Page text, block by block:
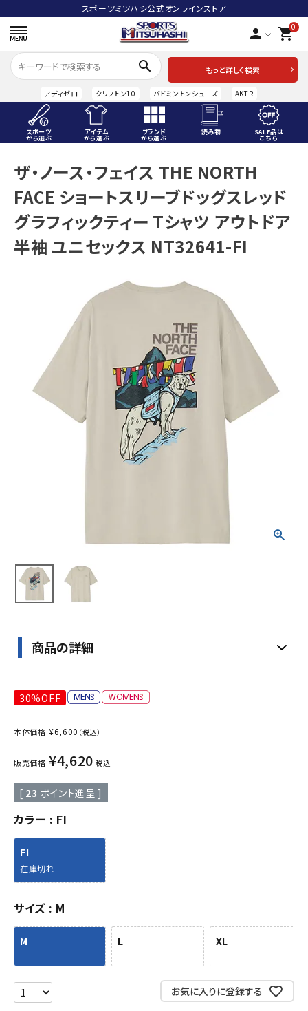
スポーツミツハシ公式オンラインストア
person 0
shopping_cart
search
もっと詳しく検索
アディゼロ クリフトン10 バドミントンシューズ AKTR
スポーツ
から選ぶ
アイテム
から選ぶ
ブランド
から選ぶ
読み物 SALE品は
こちら
ACCOUNT MENU
ようこそ ゲスト 様
meeting_room ログイン person 会員登録
スポーツから選ぶ
ブランドから選ぶ
SALE品はこちら
INFORMATIOM
ザ・ノース・フェイス THE NORTH
FACE ショートスリーブドッグスレッド
グラフィックティー Tシャツ アウトドア
半袖 ユニセックス NT32641-FI
商品の詳細
30%OFF
本体価格 ¥6,600 （税込）
販売価格 ¥4,620 税込
[ 23 ポイント進呈 ]
カラー FI
FI
在庫切れ
サイズ M
M L XL
お気に入りに登録する